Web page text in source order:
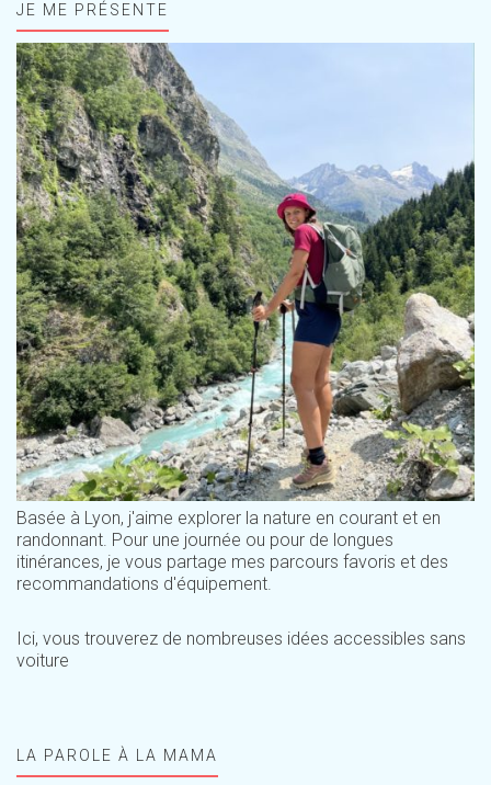
JE ME PRÉSENTE
Basée à Lyon, j'aime explorer la nature en courant et en
randonnant. Pour une journée ou pour de longues
itinérances, je vous partage mes parcours favoris et des
recommandations d'équipement.
Ici, vous trouverez de nombreuses idées accessibles sans
voiture
LA PAROLE À LA MAMA